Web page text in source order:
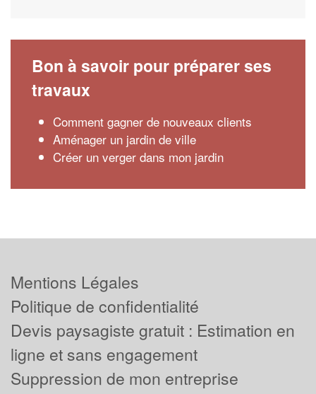
Bon à savoir pour préparer ses
travaux
Comment gagner de nouveaux clients
Aménager un jardin de ville
Créer un verger dans mon jardin
Mentions Légales
Politique de confidentialité
Devis paysagiste gratuit : Estimation en
ligne et sans engagement
Suppression de mon entreprise